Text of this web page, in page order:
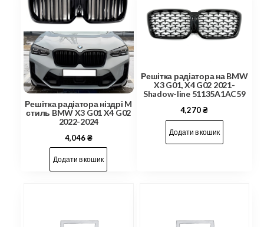
Решітка радіатора ніздрі M
стиль BMW X3 G01 X4 G02
2022-2024
4,046₴
Додати в кошик
Решітка радіатора на BMW
X3 G01, X4 G02 2021-
Shadow-line 51135A1AC59
4,270₴
Додати в кошик